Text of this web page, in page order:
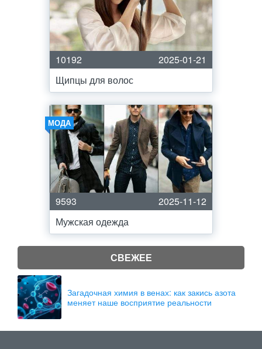
10192
2025-01-21
Щипцы для волос
МОДА
9593
2025-11-12
Мужская одежда
СВЕЖЕЕ
Загадочная химия в венах: как закись азота
меняет наше восприятие реальности